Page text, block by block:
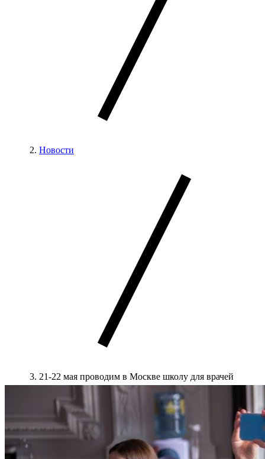
Новости
21-22 мая проводим в Москве школу для врачей